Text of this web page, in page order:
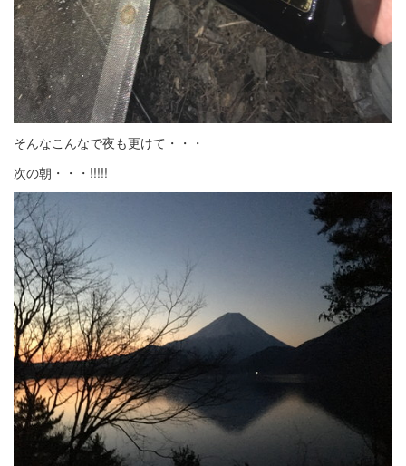
そんなこんなで夜も更けて・・・
次の朝・・・!!!!!